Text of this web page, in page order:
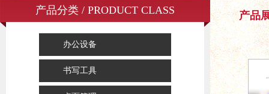
产品分类 / PRODUCT CLASS
办公设备
书写工具
产品